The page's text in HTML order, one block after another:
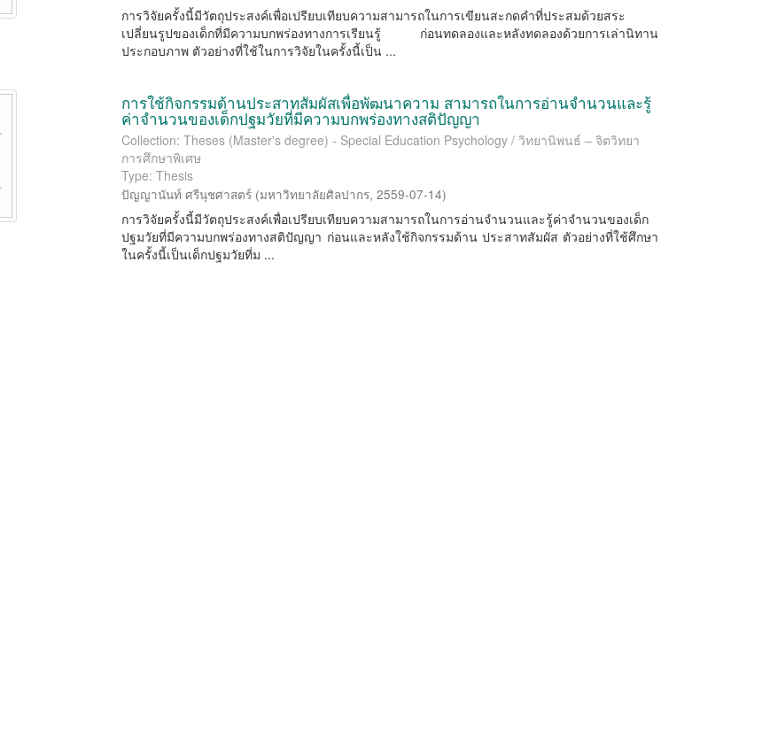
การวิจัยครั้งนี้มีวัตถุประสงค์เพื่อเปรียบเทียบความสามารถในการเขียนสะกดคำที่ประสมด้วยสระ
เปลี่ยนรูปของเด็กที่มีความบกพร่องทางการเรียนรู้ ก่อนทดลองและหลังทดลองด้วยการเล่านิทาน
ประกอบภาพ ตัวอย่างที่ใช้ในการวิจัยในครั้งนี้เป็น ...
การใช้กิจกรรมด้านประสาทสัมผัสเพื่อพัฒนาความ สามารถในการอ่านจำนวนและรู้
ค่าจำนวนของเด็กปฐมวัยที่มีความบกพร่องทางสติปัญญา
Collection: Theses (Master's degree) - Special Education Psychology / วิทยานิพนธ์ – จิตวิทยา
การศึกษาพิเศษ
Type: Thesis
ปัญญานันท์ ศรีนุชศาสตร์ (มหาวิทยาลัยศิลปากร,2559-07-14)
การวิจัยครั้งนี้มีวัตถุประสงค์เพื่อเปรียบเทียบความสามารถในการอ่านจำนวนและรู้ค่าจำนวนของเด็ก
ปฐมวัยที่มีความบกพร่องทางสติปัญญา ก่อนและหลังใช้กิจกรรมด้าน ประสาทสัมผัส ตัวอย่างที่ใช้ศึกษา
ในครั้งนี้เป็นเด็กปฐมวัยที่ม ...